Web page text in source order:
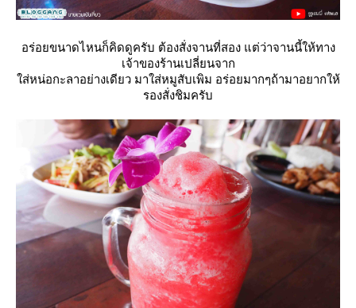
อร่อยขนาดไหนก็คิดดูครับ ต้องสั่งจานที่สอง แต่ว่าจานนี้ให้ทาง
เจ้าของร้านเปลี่ยนจาก
ส่หน่อกะลาอย่างเดียว มาใส่หมูสับเพิม อร่อยมากๆถ้ามาอยากให้
รองสั่งชิมครับ